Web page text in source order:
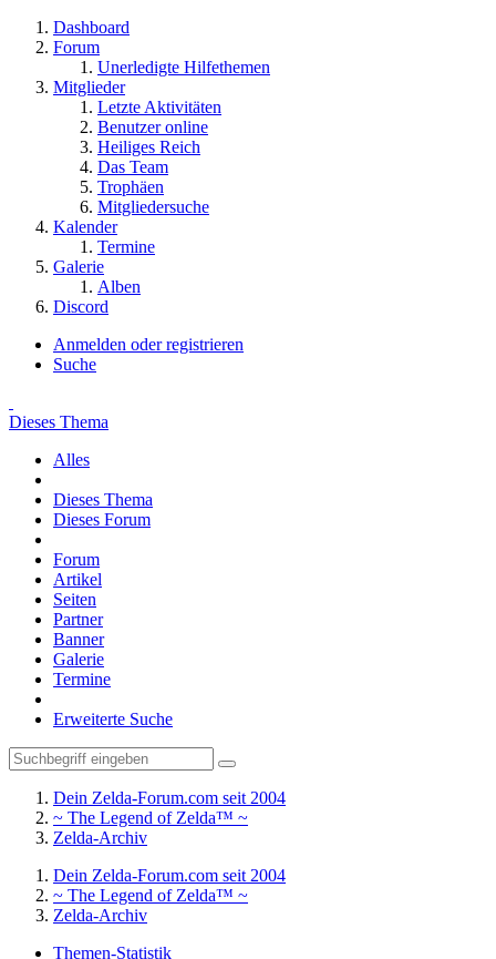
Dashboard
Forum
Unerledigte Hilfethemen
Mitglieder
Letzte Aktivitäten
Benutzer online
Heiliges Reich
Das Team
Trophäen
Mitgliedersuche
Kalender
Termine
Galerie
Alben
Discord
Anmelden oder registrieren
Suche
Dieses Thema
Alles
Dieses Thema
Dieses Forum
Forum
Artikel
Seiten
Partner
Banner
Galerie
Termine
Erweiterte Suche
Dein Zelda-Forum.com seit 2004
~ The Legend of Zelda™ ~
Zelda-Archiv
Dein Zelda-Forum.com seit 2004
~ The Legend of Zelda™ ~
Zelda-Archiv
Themen-Statistik